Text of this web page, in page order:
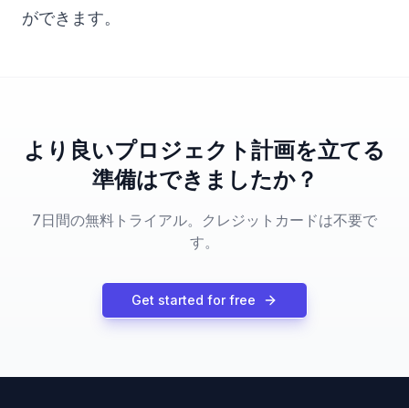
ができます。
より良いプロジェクト計画を立てる
準備はできましたか？
7日間の無料トライアル。クレジットカードは不要で
す。
Get started for free